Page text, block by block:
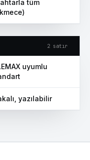
tüm
2 satır
uyumlu
yazılabilir